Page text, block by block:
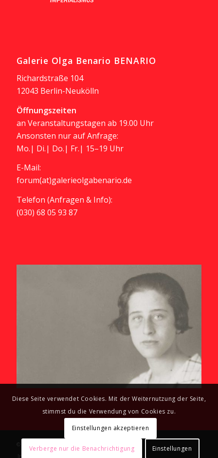
Galerie Olga Benario BENARIO
Richardstraße 104
12043 Berlin-Neukölln
Öffnungszeiten
an Veranstaltungstagen ab 19.00 Uhr
Ansonsten nur auf Anfrage:
Mo.| Di.| Do.| Fr.| 15–19 Uhr
E-Mail:
forum(at)galerieolgabenario.de
Telefon (Anfragen & Info):
(030) 68 05 93 87
© Copyright - GALERIE OLGA BENARIO
Impressum
Diese Seite verwendet Cookies. Mit der Weiternutzung der Seite,
stimmst du die Verwendung von Cookies zu.
Einstellungen akzeptieren
Verberge nur die Benachrichtigung Einstellungen